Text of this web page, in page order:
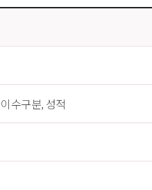
수구분, 성적